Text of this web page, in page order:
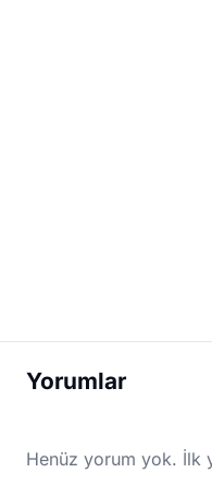
Yorumlar
Henüz yorum yok. İlk